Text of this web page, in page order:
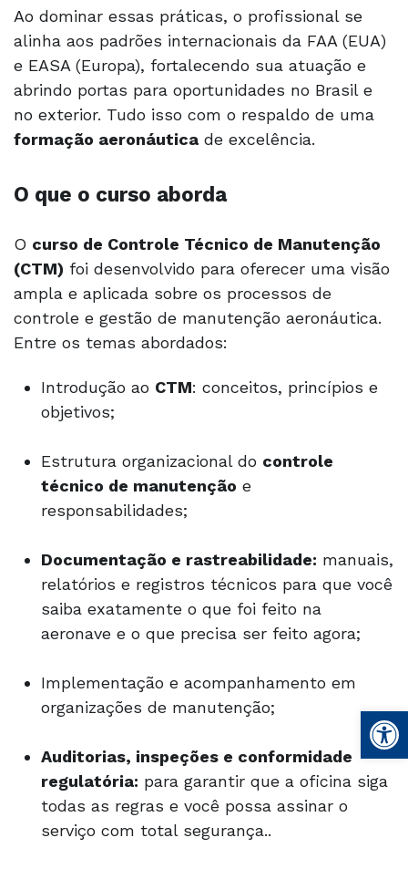
Ao dominar essas práticas, o profissional se
alinha aos padrões internacionais da FAA (EUA)
e EASA (Europa), fortalecendo sua atuação e
abrindo portas para oportunidades no Brasil e
no exterior. Tudo isso com o respaldo de uma
formação aeronáutica de excelência.
O que o curso aborda
O curso de Controle Técnico de Manutenção
(CTM) foi desenvolvido para oferecer uma visão
ampla e aplicada sobre os processos de
controle e gestão de manutenção aeronáutica.
Entre os temas abordados:
Introdução ao CTM: conceitos, princípios e
objetivos;
Estrutura organizacional do controle
técnico de manutenção e
responsabilidades;
Documentação e rastreabilidade: manuais,
relatórios e registros técnicos para que você
saiba exatamente o que foi feito na
aeronave e o que precisa ser feito agora;
Implementação e acompanhamento em
organizações de manutenção;
Auditorias, inspeções e conformidade
regulatória: para garantir que a oficina siga
todas as regras e você possa assinar o
serviço com total segurança..